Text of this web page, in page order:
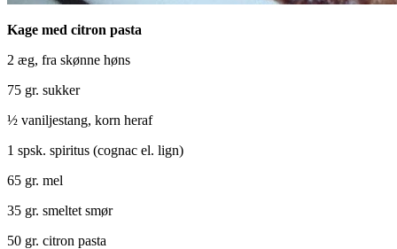
Kage med citron pasta
2 æg, fra skønne høns
75 gr. sukker
½ vaniljestang, korn heraf
1 spsk. spiritus (cognac el. lign)
65 gr. mel
35 gr. smeltet smør
50 gr. citron pasta